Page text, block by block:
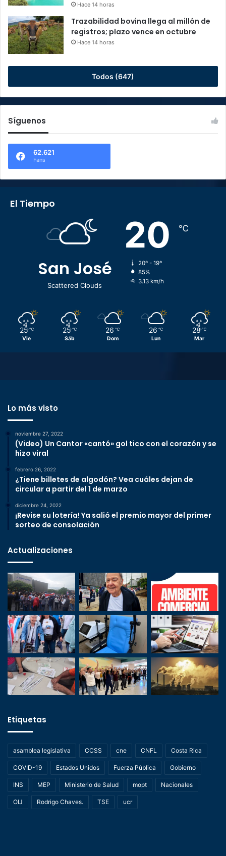
Hace 14 horas
Trazabilidad bovina llega al millón de
registros; plazo vence en octubre
Hace 14 horas
Todos (647)
Síguenos
62.621
Fans
El Tiempo
San José
Scattered Clouds
20 ℃
20º - 19º
85%
3.13 km/h
25 ℃
Vie
25 ℃
Sáb
26 ℃
Dom
26 ℃
Lun
28 ℃
Mar
Lo más visto
noviembre 27, 2022
(Video) Un Cantor «cantó» gol tico con el corazón y se
hizo viral
febrero 26, 2022
¿Tiene billetes de algodón? Vea cuáles dejan de
circular a partir del 1 de marzo
diciembre 24, 2022
¡Revise su lotería! Ya salió el premio mayor del primer
sorteo de consolación
Actualizaciones
Etiquetas
asamblea legislativa CCSS cne CNFL Costa Rica
COVID-19 Estados Unidos Fuerza Pública Gobierno
INS MEP Ministerio de Salud mopt Nacionales
OIJ Rodrigo Chaves. TSE ucr